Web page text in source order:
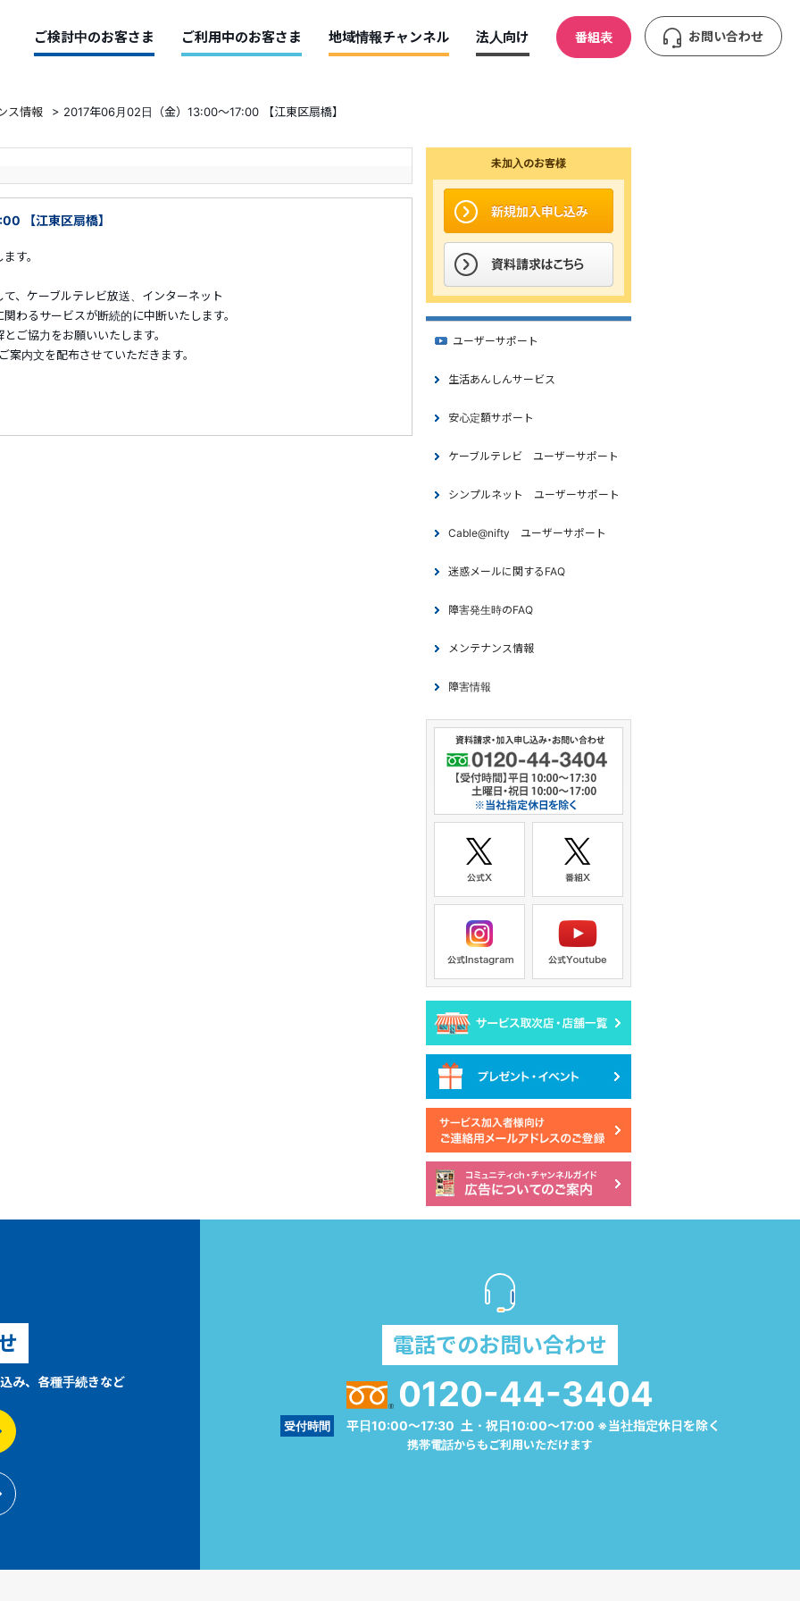
ご検討中のお客さま ご利用中のお客さま 地域情報チャンネル 法人向け 番組表 お問い合わせ
ス情報 > 2017年06月02日（金）13:00～17:00 【江東区扇橋】
【江東区扇橋】
す。
、ケーブルテレビ放送、インターネット
わるサービスが断続的に中断いたします。
ご協力をお願いいたします。
内文を配布させていただきます。
未加入のお客様
ユーザーサポート
生活あんしんサービス
安心定額サポート
ケーブルテレビ ユーザーサポート
シンプルネット ユーザーサポート
Cable@nifty ユーザーサポート
迷惑メールに関するFAQ
障害発生時のFAQ
メンテナンス情報
障害情報
み、各種手続きなど
電話でのお問い合わせ
0120-44-3404
受付時間 平日10:00～17:30 土・祝日10:00～17:00 ※当社指定休日を除く
携帯電話からもご利用いただけます